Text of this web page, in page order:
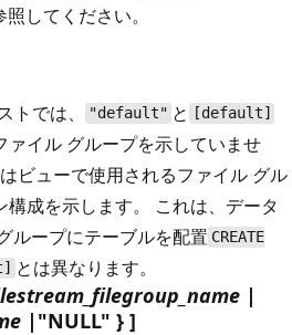
照してください。
トでは、 "default" と [default]
ァイル グループを示していませ
ビューで使用されるファイル グル
成を示します。 これは、データ
ループにテーブルを配置 CREATE
とは異なります。
|
|"NULL" } ]